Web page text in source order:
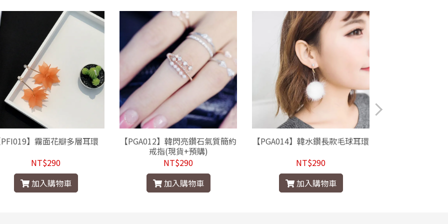
】霧面花瓣多層耳環
NT$290
加入購物車
【PGA012】韓閃亮鑽石氣質簡約
戒指(現貨+預購)
NT$290
加入購物車
【PGA014】韓水鑽長款毛球耳環
NT$290
加入購物車